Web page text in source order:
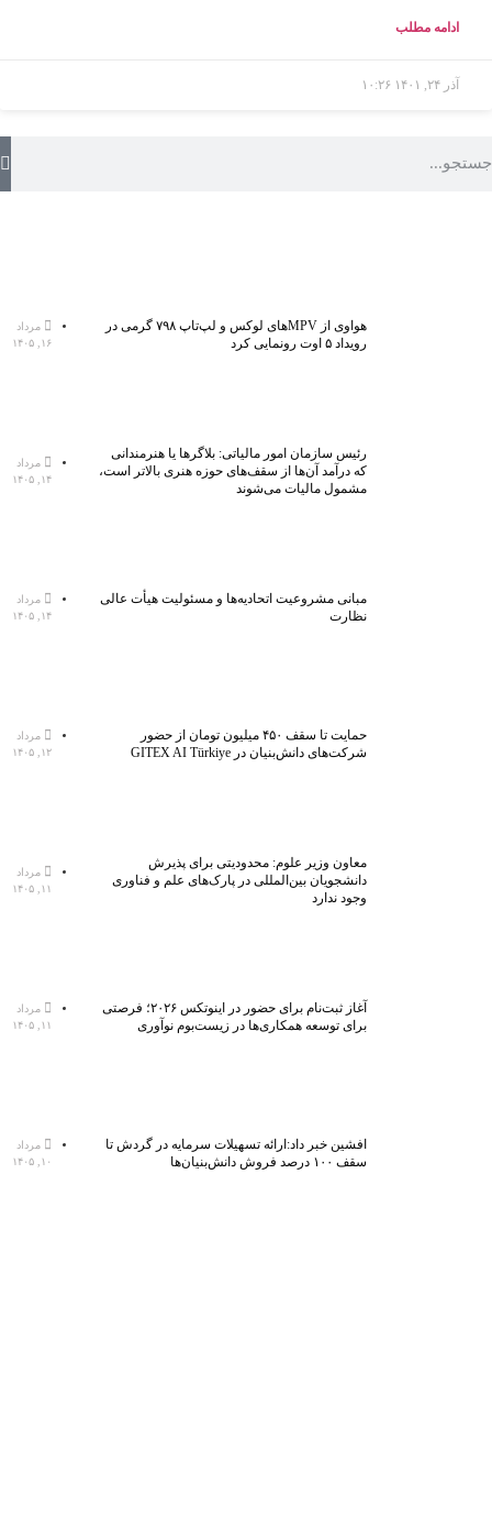
ادامه مطلب
آذر ۲۴, ۱۴۰۱ ۱۰:۲۶
هواوی از MPVهای لوکس و لپ‌تاپ ۷۹۸ گرمی در
رویداد ۵ اوت رونمایی کرد
مرداد
۱۶, ۱۴۰۵
رئیس سازمان امور مالیاتی: بلاگر‌ها یا هنرمندانی
که درآمد آن‌ها از سقف‌های حوزه هنری بالاتر است،
مشمول مالیات می‌شوند
مرداد
۱۴, ۱۴۰۵
مبانی مشروعیت اتحادیه‌ها و مسئولیت هیأت عالی
نظارت
مرداد
۱۴, ۱۴۰۵
حمایت تا سقف ۴۵۰ میلیون تومان از حضور
شرکت‌های دانش‌بنیان در GITEX AI Türkiye
مرداد
۱۲, ۱۴۰۵
معاون وزیر علوم: محدودیتی برای پذیرش
دانشجویان بین‌المللی در پارک‌های علم و فناوری
وجود ندارد
مرداد
۱۱, ۱۴۰۵
آغاز ثبت‌نام برای حضور در اینوتکس ۲۰۲۶؛ فرصتی
برای توسعه همکاری‌ها در زیست‌بوم نوآوری
مرداد
۱۱, ۱۴۰۵
افشین خبر داد:ارائه تسهیلات سرمایه در گردش تا
سقف ۱۰۰ درصد فروش دانش‌بنیان‌ها
مرداد
۱۰, ۱۴۰۵